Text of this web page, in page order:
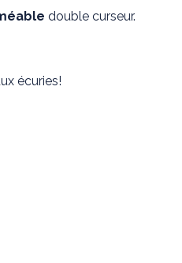
double curseur.
écuries!